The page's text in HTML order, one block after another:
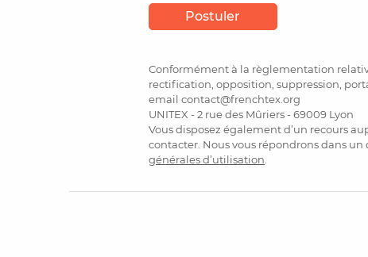
Conformément à la règlementation
rectification, opposition, suppression,
email contact@frenchtex.org
UNITEX - 2 rue des Mûriers - 69009 Lyon
Vous disposez également d’un recours
contacter. Nous vous répondrons dans
générales d’utilisation